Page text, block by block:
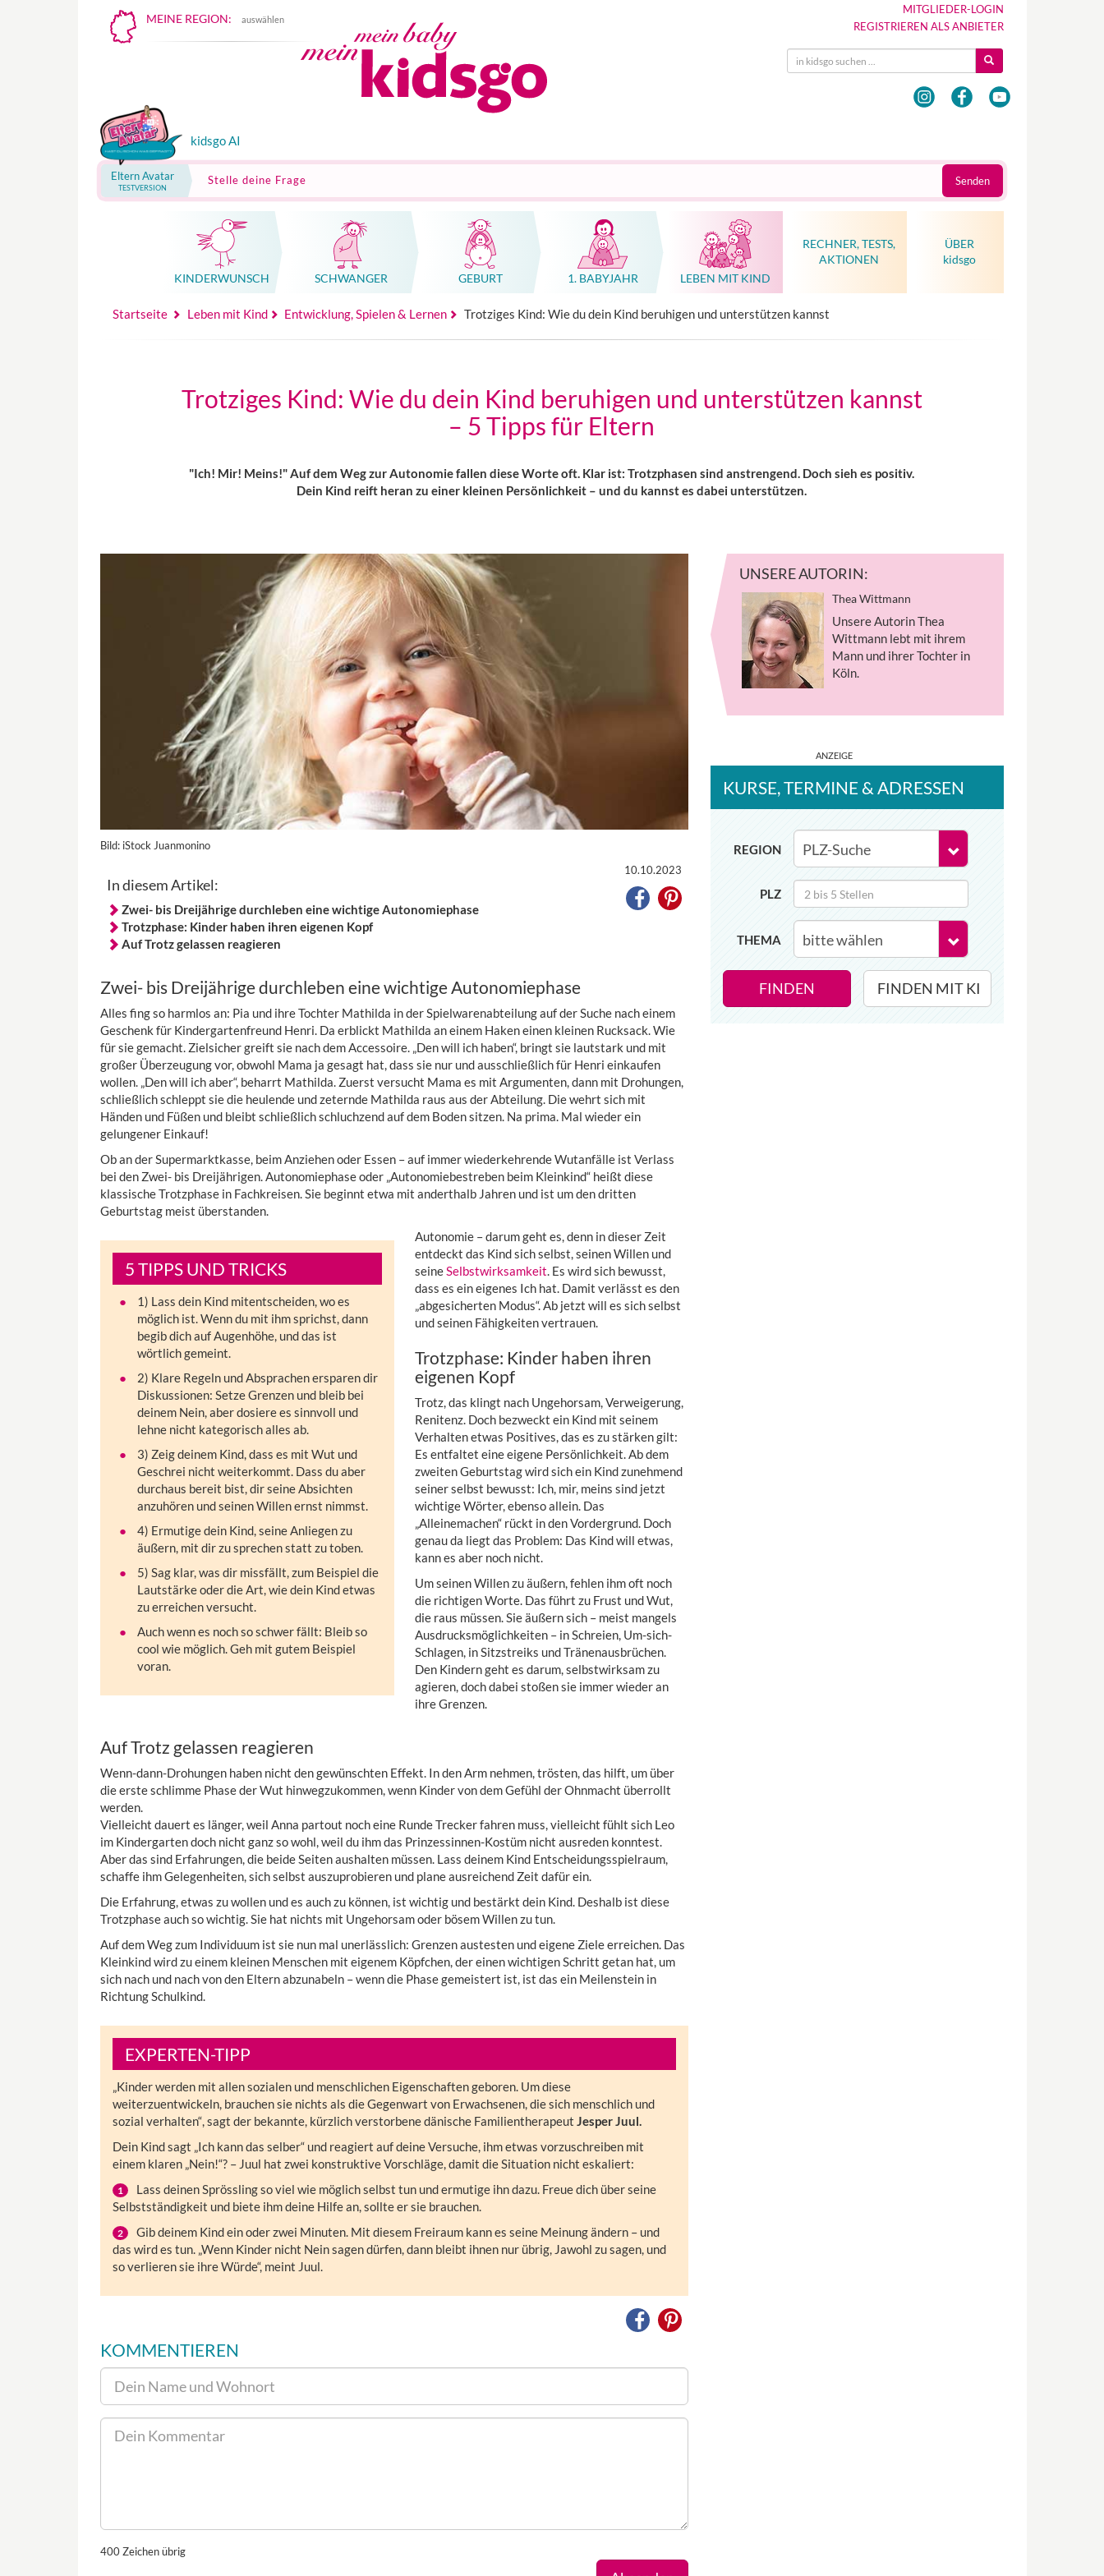
MEINE REGION: auswählen
MITGLIEDER-LOGIN
REGISTRIEREN ALS ANBIETER
kidsgo AI
Eltern Avatar
TESTVERSION
Stelle deine Frage Senden
KINDER­WUNSCH SCHWANGER GEBURT 1. BABYJAHR LEBEN MIT KIND
RECHNER, TESTS,
AKTIONEN
ÜBER
kidsgo
Startseite Leben mit Kind Entwicklung, Spielen & Lernen Trotziges Kind: Wie du dein Kind beruhigen und unterstützen kannst
Trotziges Kind: Wie du dein Kind beruhigen und unterstützen kannst
– 5 Tipps für Eltern
"Ich! Mir! Meins!" Auf dem Weg zur Autonomie fallen diese Worte oft. Klar ist: Trotzphasen sind anstrengend. Doch sieh es positiv.
Dein Kind reift heran zu einer kleinen Persönlichkeit – und du kannst es dabei unterstützen.
Bild: iStock Juanmonino
In diesem Artikel:
Zwei- bis Dreijährige durchleben eine wichtige Autonomiephase
Trotzphase: Kinder haben ihren eigenen Kopf
Auf Trotz gelassen reagieren
10.10.2023
Zwei- bis Dreijährige durchleben eine wichtige Autonomiephase
Alles fing so harmlos an: Pia und ihre Tochter Mathilda in der Spielwarenabteilung auf der Suche nach einem
Geschenk für Kindergartenfreund Henri. Da erblickt Mathilda an einem Haken einen kleinen Rucksack. Wie
für sie gemacht. Zielsicher greift sie nach dem Accessoire. „Den will ich haben“, bringt sie lautstark und mit
großer Überzeugung vor, obwohl Mama ja gesagt hat, dass sie nur und ausschließlich für Henri einkaufen
wollen. „Den will ich aber“, beharrt Mathilda. Zuerst versucht Mama es mit Argumenten, dann mit Drohungen,
schließlich schleppt sie die heulende und zeternde Mathilda raus aus der Abteilung. Die wehrt sich mit
Händen und Füßen und bleibt schließlich schluchzend auf dem Boden sitzen. Na prima. Mal wieder ein
gelungener Einkauf!
Ob an der Supermarktkasse, beim Anziehen oder Essen – auf immer wiederkehrende Wutanfälle ist Verlass
bei den Zwei- bis Dreijährigen. Autonomiephase oder „Autonomiebestreben beim Kleinkind“ heißt diese
klassische Trotzphase in Fachkreisen. Sie beginnt etwa mit anderthalb Jahren und ist um den dritten
Geburtstag meist überstanden.
5 TIPPS UND TRICKS
1) Lass dein Kind mitentscheiden, wo es
möglich ist. Wenn du mit ihm sprichst, dann
begib dich auf Augenhöhe, und das ist
wörtlich gemeint.
2) Klare Regeln und Absprachen ersparen dir
Diskussionen: Setze Grenzen und bleib bei
deinem Nein, aber dosiere es sinnvoll und
lehne nicht kategorisch alles ab.
3) Zeig deinem Kind, dass es mit Wut und
Geschrei nicht weiterkommt. Dass du aber
durchaus bereit bist, dir seine Absichten
anzuhören und seinen Willen ernst nimmst.
4) Ermutige dein Kind, seine Anliegen zu
äußern, mit dir zu sprechen statt zu toben.
5) Sag klar, was dir missfällt, zum Beispiel die
Lautstärke oder die Art, wie dein Kind etwas
zu erreichen versucht.
Auch wenn es noch so schwer fällt: Bleib so
cool wie möglich. Geh mit gutem Beispiel
voran.
Autonomie – darum geht es, denn in dieser Zeit
entdeckt das Kind sich selbst, seinen Willen und
seineSelbstwirksamkeit. Es wird sich bewusst,
dass es ein eigenes Ich hat. Damit verlässt es den
„abgesicherten Modus“. Ab jetzt will es sich selbst
und seinen Fähigkeiten vertrauen.
Trotzphase: Kinder haben ihren
eigenen Kopf
Trotz, das klingt nach Ungehorsam, Verweigerung,
Renitenz. Doch bezweckt ein Kind mit seinem
Verhalten etwas Positives, das es zu stärken gilt:
Es entfaltet eine eigene Persönlichkeit. Ab dem
zweiten Geburtstag wird sich ein Kind zunehmend
seiner selbst bewusst: Ich, mir, meins sind jetzt
wichtige Wörter, ebensoallein. Das
„Alleinemachen“ rückt in den Vordergrund. Doch
genau da liegt das Problem: Das Kind will etwas,
kann es aber noch nicht.
Um seinen Willen zu äußern, fehlen ihm oft noch
die richtigen Worte. Das führt zu Frust und Wut,
die raus müssen. Sie äußern sich – meist mangels
Ausdrucksmöglichkeiten – in Schreien, Um-sich-
Schlagen, in Sitzstreiks und Tränenausbrüchen.
Den Kindern geht es darum, selbstwirksam zu
agieren, doch dabei stoßen sie immer wieder an
ihre Grenzen.
Auf Trotz gelassen reagieren
Wenn-dann-Drohungen haben nicht den gewünschten Effekt. In den Arm nehmen, trösten, das hilft, um über
die erste schlimme Phase der Wut hinwegzukommen, wenn Kinder von dem Gefühl der Ohnmacht überrollt
werden.
Vielleicht dauert es länger, weil Anna partout noch eine Runde Trecker fahren muss, vielleicht fühlt sich Leo
im Kindergarten doch nicht ganz so wohl, weil du ihm das Prinzessinnen-Kostüm nicht ausreden konntest.
Aber das sind Erfahrungen, die beide Seiten aushalten müssen. Lass deinem Kind Entscheidungsspielraum,
schaffe ihm Gelegenheiten, sich selbst auszuprobieren und plane ausreichend Zeit dafür ein.
Die Erfahrung, etwas zu wollen und es auch zu können, ist wichtig und bestärkt dein Kind. Deshalb ist diese
Trotzphase auch so wichtig. Sie hat nichts mit Ungehorsam oder bösem Willen zu tun.
Auf dem Weg zum Individuum ist sie nun mal unerlässlich: Grenzen austesten und eigene Ziele erreichen. Das
Kleinkind wird zu einem kleinen Menschen mit eigenem Köpfchen, der einen wichtigen Schritt getan hat, um
sich nach und nach von den Eltern abzunabeln – wenn die Phase gemeistert ist, ist das ein Meilenstein in
Richtung Schulkind.
EXPERTEN-TIPP
„Kinder werden mit allen sozialen und menschlichen Eigenschaften geboren. Um diese
weiterzuentwickeln, brauchen sie nichts als die Gegenwart von Erwachsenen, die sich menschlich und
sozial verhalten“, sagt der bekannte, kürzlich verstorbene dänische Familientherapeut Jesper Juul.
Dein Kind sagt „Ich kann das selber“ und reagiert auf deine Versuche, ihm etwas vorzuschreiben mit
einem klaren „Nein!“? – Juul hat zwei konstruktive Vorschläge, damit die Situation nicht eskaliert:
Lass deinen Sprössling so viel wie möglich selbst tun und ermutige ihn dazu. Freue dich über seine
Selbstständigkeit und biete ihm deine Hilfe an, sollte er sie brauchen.
Gib deinem Kind ein oder zwei Minuten. Mit diesem Freiraum kann es seine Meinung ändern – und
das wird es tun. „Wenn Kinder nicht Nein sagen dürfen, dann bleibt ihnen nur übrig, Jawohl zu sagen, und
so verlieren sie ihre Würde“, meint Juul.
KOMMENTIEREN
400Zeichen übrig
UNSERE AUTORIN:
Thea Wittmann
Unsere Autorin Thea
Wittmann lebt mit ihrem
Mann und ihrer Tochter in
Köln.
KURSE, TERMINE & ADRESSEN
REGION
PLZ
THEMA
FINDEN FINDEN MIT KI